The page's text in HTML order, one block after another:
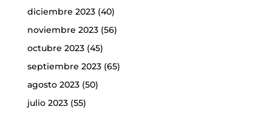
diciembre 2023(40)
noviembre 2023(56)
octubre 2023(45)
septiembre 2023(65)
agosto 2023(50)
julio 2023(55)